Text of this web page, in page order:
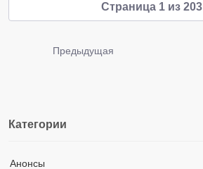
Страница 1 из 203
Предыдущая
Категории
Анонсы